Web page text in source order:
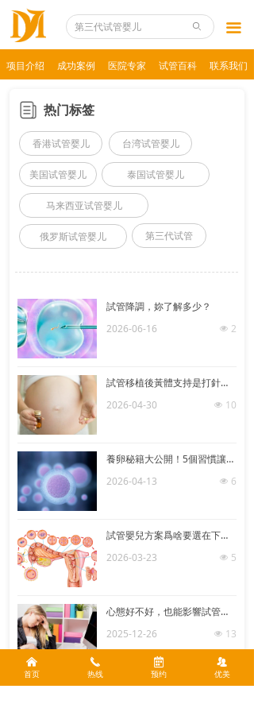
끀
项目介绍
香港试管婴儿
美国试管婴儿
马来试管婴儿
俄罗斯试管婴儿
第三代试管婴儿
项目介绍 成功案例 医院专家 试管百科 联系我们
ꄙ
热门标签
香港试管婴儿 台湾试管婴儿
美国试管婴儿 泰国试管婴儿
马来西亚试管婴儿
俄罗斯试管婴儿 第三代试管
試管降調，妳了解多少？
넶 2
2026-06-16
試管移植後黃體支持是打針還是吃藥？
넶 10
2026-04-30
養卵秘籍大公開！5個習慣讓妳卵子質量飙升
넶 6
2026-04-13
試管嬰兒方案爲啥要選在下次月經期？
넶 5
2026-03-23
心態好不好，也能影響試管嬰兒的成功幾率？
넶 13
2025-12-26
春天是不是更適合做試管嬰兒？需要准備什麽？
낀
首页
끅
热线
녀
预约
뀡
优美